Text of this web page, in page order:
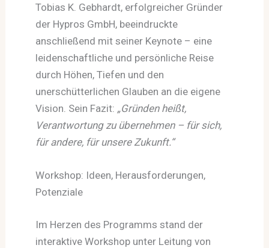
Tobias K. Gebhardt, erfolgreicher Gründer
der Hypros GmbH, beeindruckte
anschließend mit seiner Keynote – eine
leidenschaftliche und persönliche Reise
durch Höhen, Tiefen und den
unerschütterlichen Glauben an die eigene
Vision. Sein Fazit: „Gründen heißt,
Verantwortung zu übernehmen – für sich,
für andere, für unsere Zukunft.“
Workshop: Ideen, Herausforderungen,
Potenziale
Im Herzen des Programms stand der
interaktive Workshop unter Leitung von